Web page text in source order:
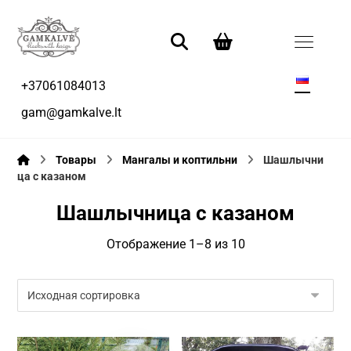
+37061084013
gam@gamkalve.lt
Товары Mангалы и коптильни
Шашлычни
ца с казаном
Шашлычница с казаном
Отображение 1–8 из 10